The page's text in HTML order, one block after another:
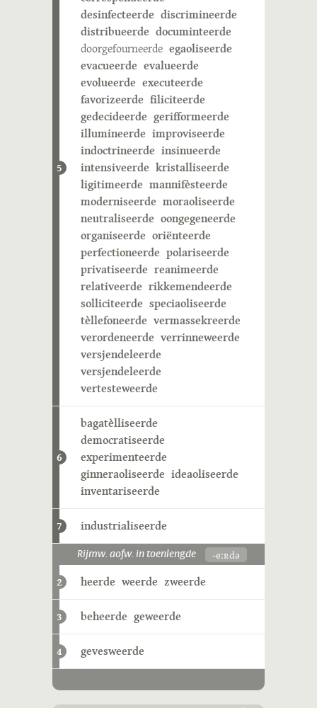
5
desinfecteerde discrimineerde
distribueerde documinteerde
doorgefourneerde egaoliseerde
evacueerde evalueerde
evolueerde executeerde
favorizeerde filiciteerde
gedecideerde gerifformeerde
illumineerde improviseerde
indoctrineerde insinueerde
intensiveerde kristalliseerde
ligitimeerde mannifèsteerde
moderniseerde moraoliseerde
neutraliseerde oongegeneerde
organiseerde oriënteerde
perfectioneerde polariseerde
privatiseerde reanimeerde
relativeerde rikkemendeerde
solliciteerde speciaoliseerde
tèllefoneerde vermassekreerde
verordeneerde verrinneweerde
versjendeleerde
versjendeleerde
vertesteweerde
6
bagatèlliseerde
democratiseerde
experimenteerde
ginneraoliseerde ideaoliseerde
inventariseerde
7 industrialiseerde
Rijmw. aofw. in toenlengde -eːʀdə
2 heerde weerde zweerde
3 beheerde geweerde
4 gevesweerde